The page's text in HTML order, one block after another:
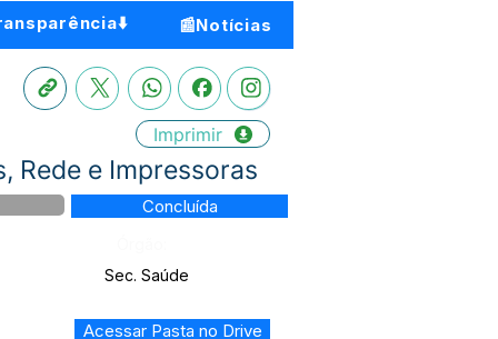
📰Notícias
Imprimir
Rede e Impressoras
Concluída
Sec. Saúde
Acessar Pasta no Drive